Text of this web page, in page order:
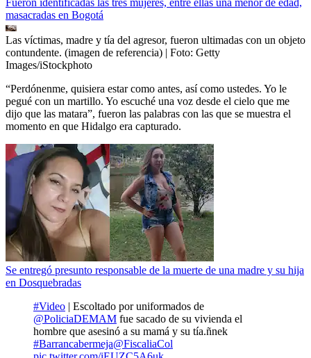
masacradas en Bogotá
Las víctimas, madre y tía del agresor, fueron ultimadas con un objeto
contundente. (imagen de referencia) | Foto: Getty
Images/iStockphoto
“Perdónenme, quisiera estar como antes, así como ustedes. Yo le
pegué con un martillo. Yo escuché una voz desde el cielo que me
dijo que las matara”, fueron las palabras con las que se muestra el
momento en que Hidalgo era capturado.
Se entregó presunto responsable de la muerte de una madre y su hija
en Dosquebradas
#Video | Escoltado por uniformados de
@PoliciaDEMAM fue sacado de su vivienda el
hombre que asesinó a su mamá y su tía.ñnek
#Barrancabermeja@FiscaliaCol